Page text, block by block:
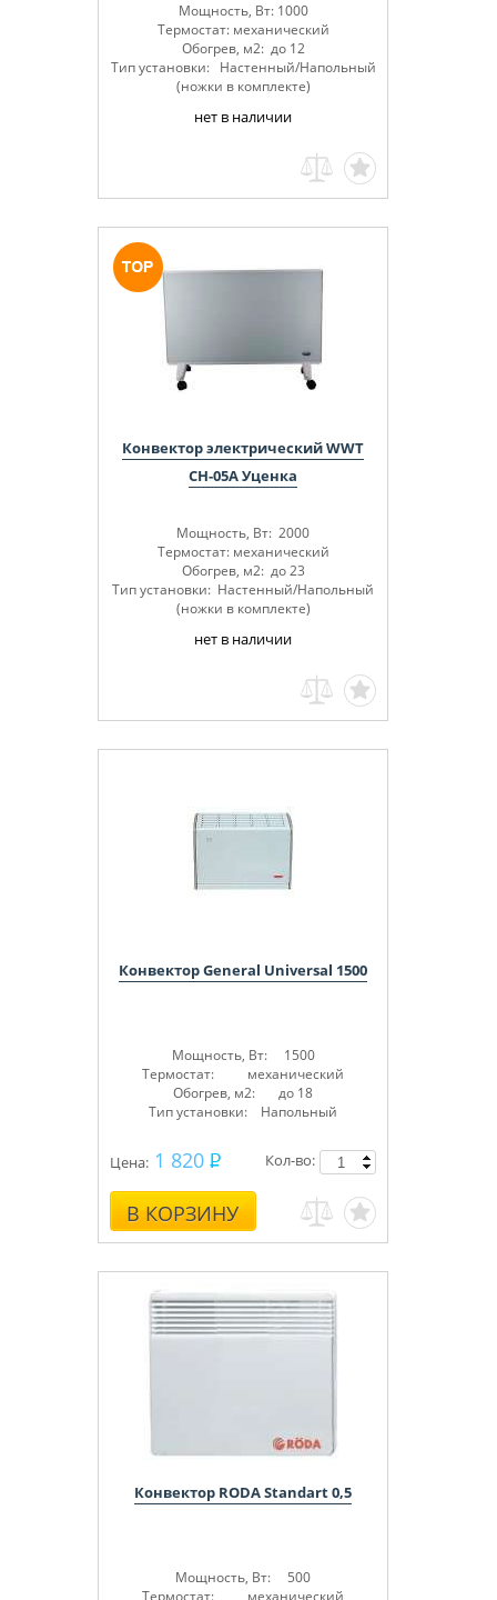
Мощность, Вт: 1000
Термостат: механический
Обогрев, м2: до 12
Тип установки: Настенный/Напольный
(ножки в комплекте)
нет в наличии
Конвектор электрический WWT
CH-05A Уценка
Мощность, Вт: 2000
Термостат: механический
Обогрев, м2: до 23
Тип установки: Настенный/Напольный
(ножки в комплекте)
нет в наличии
Конвектор General Universal 1500
Мощность, Вт: 1500
Термостат: механический
Обогрев, м2: до 18
Тип установки: Напольный
Цена: 1 820
В КОРЗИНУ
Кол-во:
Конвектор RODA Standart 0,5
Мощность, Вт: 500
Термостат: механический